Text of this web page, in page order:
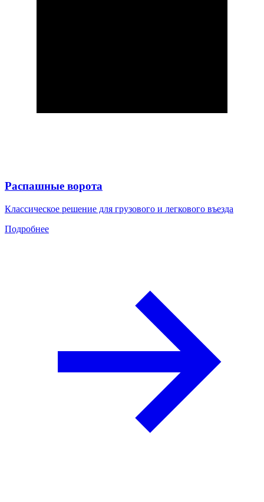
Распашные ворота
Классическое решение для грузового и легкового въезда
Подробнее